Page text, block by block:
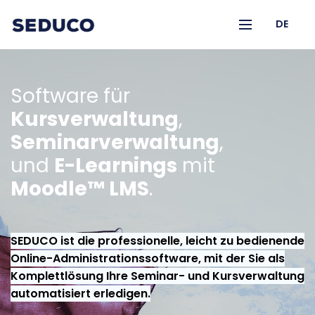
DE
Software für
Kursverwaltung,
Seminarverwaltung,
und E-Learnings mit
Moodle™ LMS.
SEDUCO ist die professionelle, leicht zu bedienende
Online-Administrationssoftware, mit der Sie als
Komplettlösung Ihre Seminar- und Kursverwaltung
automatisiert erledigen.